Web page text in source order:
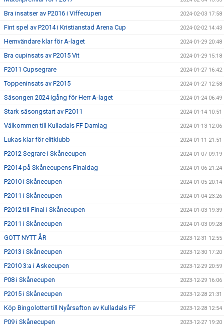
Bra insatser av P2016 i Viffecupen 2024-02-03 17:58
Fint spel av P2014 i Kristianstad Arena Cup 2024-02-02 14:43
Hemvändare klar för A-laget 2024-01-29 20:48
Bra cupinsats av P2015 Vit 2024-01-29 15:18
F2011 Cupsegrare 2024-01-27 16:42
Toppeninsats av F2015 2024-01-27 12:58
Säsongen 2024 igång för Herr A-laget 2024-01-24 06:49
Stark säsongstart av F2011 2024-01-14 10:51
Välkommen till Kulladals FF Damlag 2024-01-13 12:06
Lukas klar för elitklubb 2024-01-11 21:51
P2012 Segrare i Skånecupen 2024-01-07 09:19
P2014 på Skånecupens Finaldag 2024-01-06 21:24
P2010 i Skånecupen 2024-01-05 20:14
P2011 i Skånecupen 2024-01-04 23:26
P2012 till Final i Skånecupen 2024-01-03 19:39
F2011 i Skånecupen 2024-01-03 09:28
GOTT NYTT ÅR 2023-12-31 12:55
P2013 i Skånecupen 2023-12-30 17:20
F2010 3:a i Askecupen 2023-12-29 20:59
P08 i Skånecupen 2023-12-29 16:06
P2015 i Skånecupen 2023-12-28 21:31
Köp Bingolotter till Nyårsafton av Kulladals FF 2023-12-28 12:54
P09 i Skånecupen 2023-12-27 19:20